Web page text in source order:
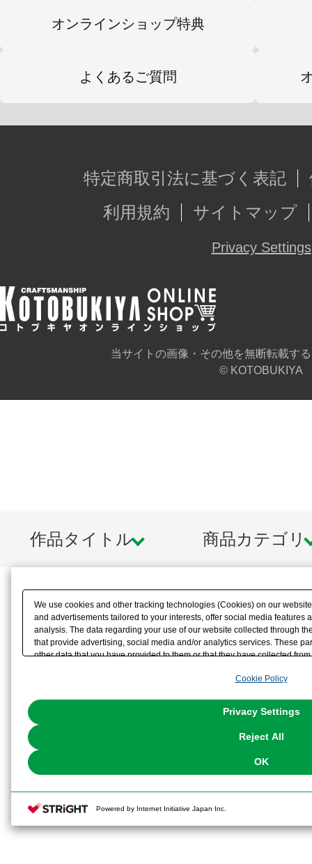
ルガンのハッチが開閉可能。
蔵。シートは「なっちん」本体を組
・パイロットの「菊理ナツキフィギ
と「素顔」の2種の頭部を選択できま
・「菊理ナツキフィギュア（立ち）
属するスペシャルアイテムとなりま
・なっちんシリーズ専用成型色の「
ネードランチャー・ダガー（生産終
ん」の武器持ち手に装備できます。
・「なっちん」の成型色はオリジナ
んの監修により、本体のグリーン2
・全身18ヶ所に3mm径ジョイント
どのパーツを使用することで、「な
できます。
・「目のパネルパーツ（正面目線）
りのブラックが塗装済みの仕様。
・交換用の「目のパネルパーツ（ブ
付属の水転写デカールを使用するこ
ます。
・「菊理ナツキフィギュア（立ち/
【セット内容】
オンラインショップ特典
よくあるご質問
特定商取引法に基づく表記
利用規約
サイトマップ
Privacy Settings
当サイトの画像・その他を無断転載す
© KOTOBUKIYA
作品タイトル 商品カテゴリ
We use cookies and other tracking technologies (Cookies) on our
and advertisements tailored to your interests, offer social media features
analysis. The data regarding your use of our website collected through
that provide advertising, social media and/or analytics services. These
other data that you have provided to them or that they have collected
the use of all Cookies except for Strictly Necessary Cookies, please
You can change your consent or rejection settings at any time via
Cookie Policy
Privacy Settings
Reject All
OK
Powered by Internet Initiative Japan Inc.